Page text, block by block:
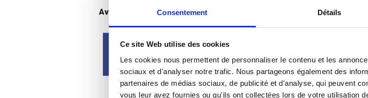
Consentement Détails
Ce site Web utilise des cookies
Les cookies nous permettent de personnaliser le contenu et les
sociaux et d'analyser notre trafic. Nous partageons également des
partenaires de médias sociaux, de publicité et d'analyse, qui peuvent
vous leur avez fournies ou qu'ils ont collectées lors de votre utilisation
Avantages :
Profil du